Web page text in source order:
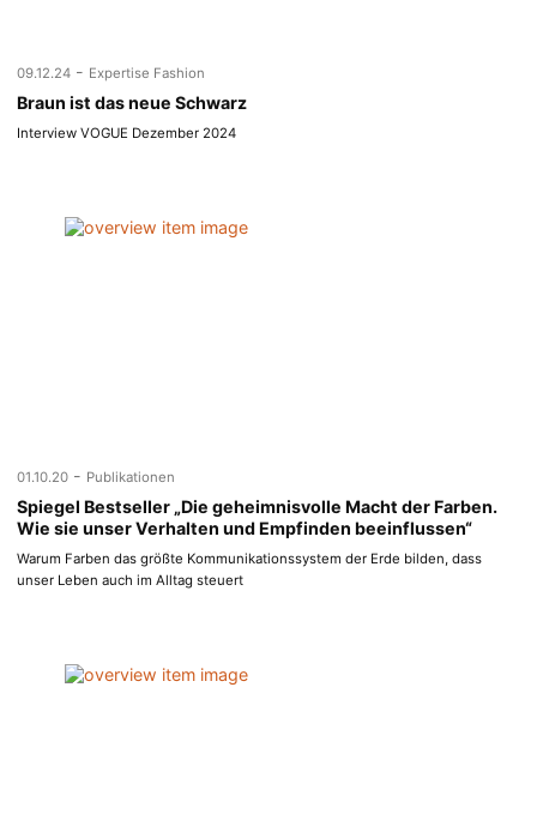
09.12.24 - Expertise Fashion
Braun ist das neue Schwarz
Interview VOGUE Dezember 2024
01.10.20 - Publikationen
Spiegel Bestseller „Die geheimnisvolle Macht der Farben.
Wie sie unser Verhalten und Empfinden beeinflussen“
Warum Farben das größte Kommunikationssystem der Erde bilden, dass
unser Leben auch im Alltag steuert